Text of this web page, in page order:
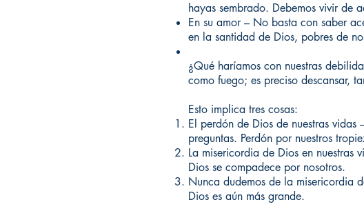
hayas sembrado. Debemos vivir de
En su amor – No basta con saber
en la santidad de Dios, pobres de
¿Qué haríamos con nuestras
como fuego; es preciso descansar,
Esto implica tres cosas:
El perdón de Dios de nuestras vidas
preguntas. Perdón por nuestros
La misericordia de Dios en nuestras
Dios se compadece por nosotros.
Nunca dudemos de la misericordia
Dios es aún más grande.